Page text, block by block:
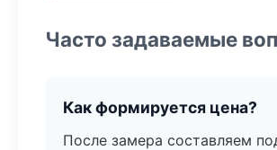
Часто задаваемые
Как формируется цена?
После замера составляем